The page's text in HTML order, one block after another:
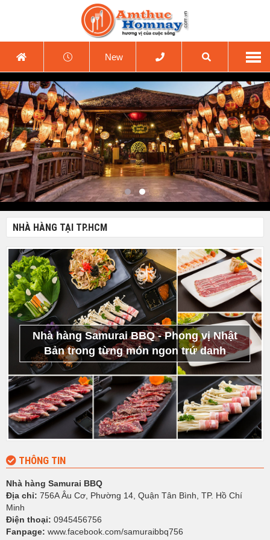
New
NHÀ HÀNG TẠI TP.HCM
Nhà hàng Samurai BBQ - Phong vị Nhật
Bản trong từng món ngon trứ danh
THÔNG TIN
Nhà hàng Samurai BBQ
Địa chỉ: 756A Âu Cơ, Phường 14, Quận Tân Bình, TP. Hồ Chí
Minh
Điện thoại: 0945456756
Fanpage: www.facebook.com/samuraibbq756